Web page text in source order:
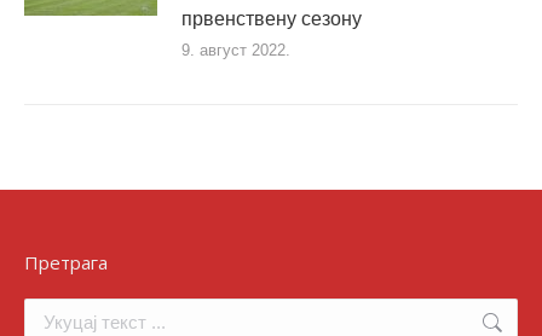
првенствену сезону
9. август 2022.
Претрага